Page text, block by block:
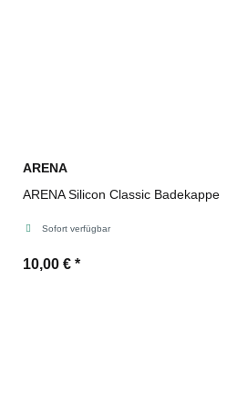
ARENA
ARENA Silicon Classic Badekappe
Sofort verfügbar
10,00 € *